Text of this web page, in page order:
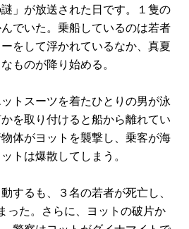
」が放送された日です。１隻の
でいた。乗船しているのは若者
をして浮かれているなか、真夏
ものが降り始める。
トスーツを着たひとりの男が泳
を取り付けると船から離れてい
体がヨットを襲撃し、乗客が海
トは爆散してしまう。
するも、３名の若者が死亡し、
った。さらに、ヨットの破片か